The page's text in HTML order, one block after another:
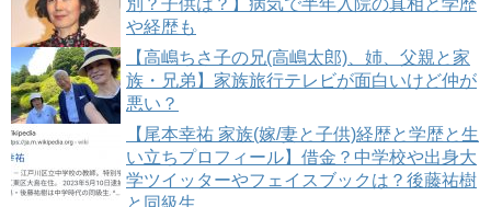
別？子供は？】病気で半年入院の真相と学歴
や経歴も
【高嶋ちさ子の兄(高嶋太郎)、姉、父親と家
族・兄弟】家族旅行テレビが面白いけど仲が
悪い？
【尾本幸祐 家族(嫁/妻と子供)経歴と学歴と生
い立ちプロフィール】借金？中学校や出身大
学ツイッターやフェイスブックは？後藤祐樹
と同級生